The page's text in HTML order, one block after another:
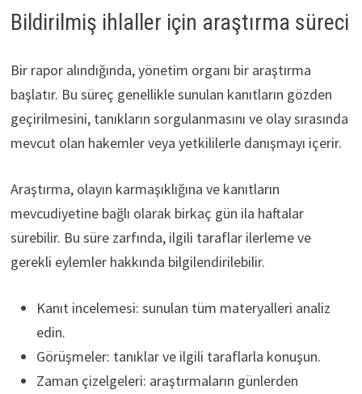
Bildirilmiş ihlaller için araştırma süreci
Bir rapor alındığında, yönetim organı bir araştırma
başlatır. Bu süreç genellikle sunulan kanıtların gözden
geçirilmesini, tanıkların sorgulanmasını ve olay sırasında
mevcut olan hakemler veya yetkililerle danışmayı içerir.
Araştırma, olayın karmaşıklığına ve kanıtların
mevcudiyetine bağlı olarak birkaç gün ila haftalar
sürebilir. Bu süre zarfında, ilgili taraflar ilerleme ve
gerekli eylemler hakkında bilgilendirilebilir.
Kanıt incelemesi: sunulan tüm materyalleri analiz
edin.
Görüşmeler: tanıklar ve ilgili taraflarla konuşun.
Zaman çizelgeleri: araştırmaların günlerden